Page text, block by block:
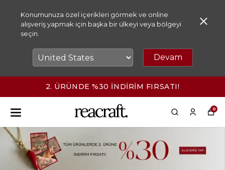
Konumunuza özel içerikleri görmek ve online
alışveriş yapmak için başka bir ülkeyi veya bölgeyi
seçin.
Devam
2. ÜRÜNDE %30 İNDİRİM FIRSATI!
0